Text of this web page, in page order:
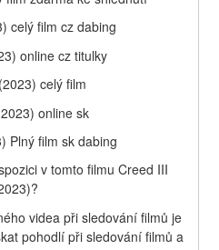
celý film cz dabing
online cz titulky
celý film
online sk
Plný film sk dabing
v tomto filmu Creed III
videa při sledování filmů je
pohodlí při sledování filmů a